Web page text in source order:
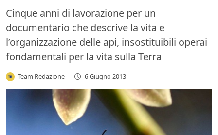
Cinque anni di lavorazione per un
documentario che descrive la vita e
l’organizzazione delle api, insostituibili operai
fondamentali per la vita sulla Terra
Team Redazione - 6 Giugno 2013